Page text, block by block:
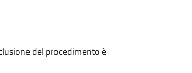
del procedimento è